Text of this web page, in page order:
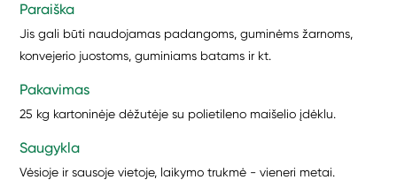
Paraiška
Jis gali būti naudojamas padangoms, guminėms žarnoms,
konvejerio juostoms, guminiams batams ir kt.
Pakavimas
25 kg kartoninėje dėžutėje su polietileno maišelio įdėklu.
Saugykla
Vėsioje ir sausoje vietoje, laikymo trukmė - vieneri metai.